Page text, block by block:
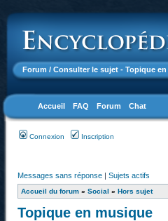
Forum / Consulter le sujet - Topique
Accueil FAQ Forum Chat
Connexion Inscription
Messages sans réponse | Sujets actifs
Accueil du forum » Social » Hors sujet
Topique en musique